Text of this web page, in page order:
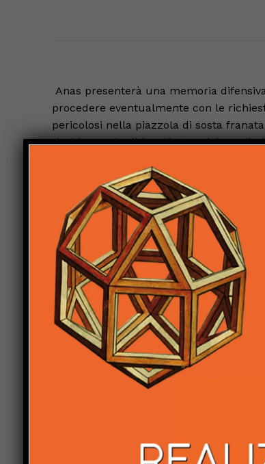
Anas presenterà una memoria
procedere eventualmente con le
pericolosi nella piazzola di sosta
rischiano solo dirigenti e tecnici, ma
cita direttamente la società, con i suoi
aziende prevede la condanna a pene
e il falso ideologico dei privati. In tutto
dirigenti della ditta di Città di Castello
delle strade, e due rappresentanti del
materiali stoccati in un deposito
rimosso dalla frana con l’esito della
molto superiori ai limiti consentiti dalla
scandali, gli altri filoni sono attentato
frana di Pieve Santo Stefano. Intanto,
sempre più di conoscere il contenuto
se il viadotto con il ponte Puleto
è
decina di giorni di lavori di risanamento
Anna Maria Citernesi